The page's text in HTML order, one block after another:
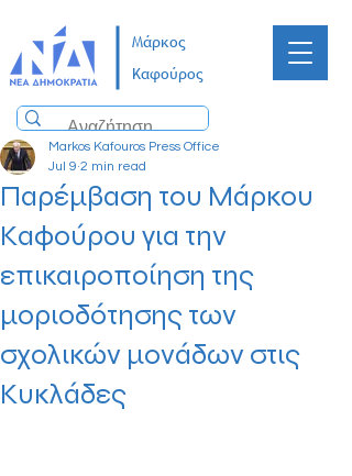
Μάρκος
Καφούρος
Παρέμβαση του Μάρκου
Καφούρου για την
επικαιροποίηση της
μοριοδότησης των
σχολικών μονάδων στις
Κυκλάδες
Markos Kafouros Press Office
Jul 9 2 min read